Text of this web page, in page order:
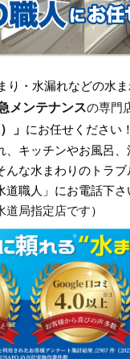
り・水漏れなどの水
メンテナンスの専門
」 にお任せください
、キッチンやお風呂
んな水まわりのトラ
道職人」にお電話下さ
道局指定店です）